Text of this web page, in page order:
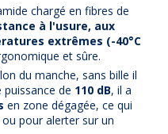
chargé en fibres de
à l'usure, aux
extrêmes (-40°C
et sûre.
du manche, sans bille il
de 110 dB, il a
en zone dégagée, ce qui
pour alerter sur un